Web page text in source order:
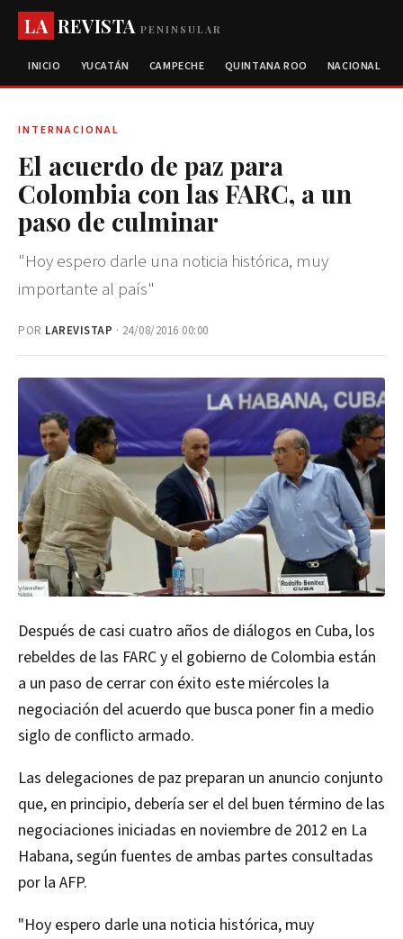
LA REVISTAPENINSULAR
INICIO YUCATÁN CAMPECHE QUINTANA ROO NACIONAL
INTERNACIONAL
El acuerdo de paz para
Colombia con las FARC, a un
paso de culminar
"Hoy espero darle una noticia histórica, muy
importante al país"
POR LAREVISTAP · 24/08/2016 00:00
Después de casi cuatro años de diálogos en Cuba, los
rebeldes de las FARC y el gobierno de Colombia están
a un paso de cerrar con éxito este miércoles la
negociación del acuerdo que busca poner fin a medio
siglo de conflicto armado.
Las delegaciones de paz preparan un anuncio conjunto
que, en principio, debería ser el del buen término de las
negociaciones iniciadas en noviembre de 2012 en La
Habana, según fuentes de ambas partes consultadas
por la AFP.
"Hoy espero darle una noticia histórica, muy